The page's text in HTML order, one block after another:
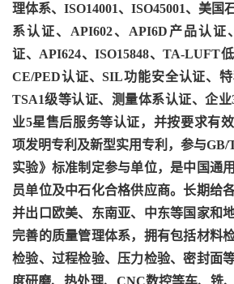
理体系、ISO14001、ISO45001、美国
系认证、API602、API6D产品认证
证、API624、ISO15848、TA-LUFT
CE/PED认证、SIL功能安全认证、
TSA1级等认证、测量体系认证、企
业5星售后服务等认证，并按要求有
项发明专利及新型实用专利，参与GB/
实验》标准制定参与单位，是中国通
员单位及中石化合格供应商。长期给
并出口欧美、东南亚、中东等国家和
完善的质量管理体系，拥有包括材料
检验、过程检验、压力检验、密封面
度研磨、热处理、CNC数控等车、铣